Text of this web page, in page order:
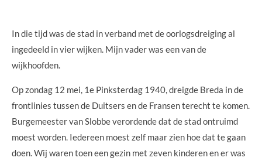
In die tijd was de stad in verband met de oorlogsdreiging al
ingedeeld in vier wijken. Mijn vader was een van de
wijkhoofden.
Op zondag 12 mei, 1e Pinksterdag 1940, dreigde Breda in de
frontlinies tussen de Duitsers en de Fransen terecht te komen.
Burgemeester van Slobbe verordende dat de stad ontruimd
moest worden. Iedereen moest zelf maar zien hoe dat te gaan
doen. Wij waren toen een gezin met zeven kinderen en er was